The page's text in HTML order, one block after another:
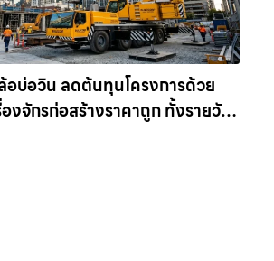
ล้อบ่อวิน ลดต้นทุนโครงการด้วย
องจักรก่อสร้างราคาถูก ทั้งรายวัน